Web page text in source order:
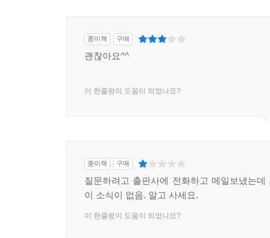
종이책 구매
괜찮아요^^
이 한줄평이 도움이 되었나요?
종이책 구매
질문하려고 출판사에 전화하고 메일보냈는데
이 소식이 없음. 알고 사세요.
이 한줄평이 도움이 되었나요?